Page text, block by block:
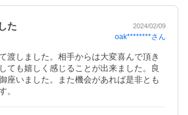
た 2024/02/09
oak********さん
渡しました。相手からは大変喜んで頂き
ても嬉しく感じることが出来ました。良
座いました。また機会があれば是非とも
。